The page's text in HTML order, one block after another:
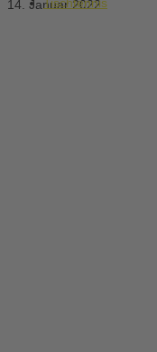
Tischtennis
14. Januar 2022